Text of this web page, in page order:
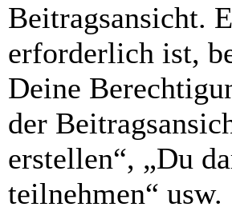
Beitragsansicht.
erforderlich ist,
Deine
der
erstellen“, „Du
teilnehmen“ usw.